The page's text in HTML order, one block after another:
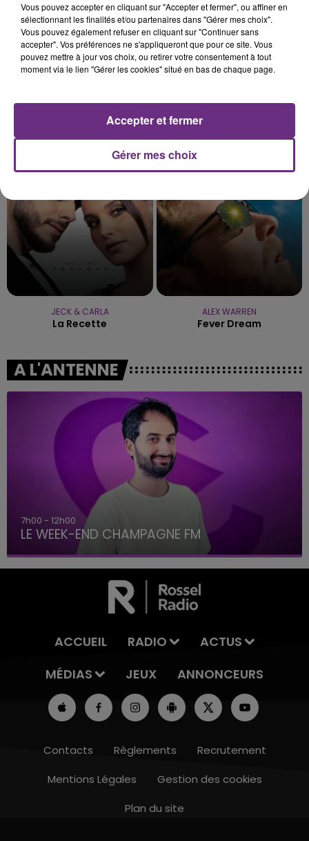
16h00 - 20h00
7 août 2026
LE MAGASIN JOUÉCLUB DE REIMS FERME
SES PORTES
rémois. Le magasin JouéClub est contraint de
fermer ses portes.
TITRES DIFFUSÉS
18h39
18h39
JECK & CARLA
La Recette
18h36
18h36
ALEX WARREN
Fever Dream
A L'ANTENNE
7h00 - 12h00
LE WEEK-END CHAMPAGNE FM
ACCUEIL RADIO
ACTUS
MÉDIAS
JEUX ANNONCEURS
Contacts Règlements
Recrutement
Mentions Légales
Gestion des cookies
Plan du site
Vous pouvez accepter en cliquant sur "Accepter et fermer", ou affiner en
sélectionnant les finalités et/ou partenaires dans "Gérer mes choix".
Vous pouvez également refuser en cliquant sur "Continuer sans
accepter". Vos préférences ne s'appliqueront que pour ce site. Vous
pouvez mettre à jour vos choix, ou retirer votre consentement à tout
moment via le lien "Gérer les cookies" situé en bas de chaque page.
Gérer mes choix
Accepter et fermer